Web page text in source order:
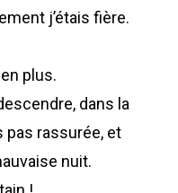
j’étais fière.
plus.
dans la
pas rassurée, et
nuit.